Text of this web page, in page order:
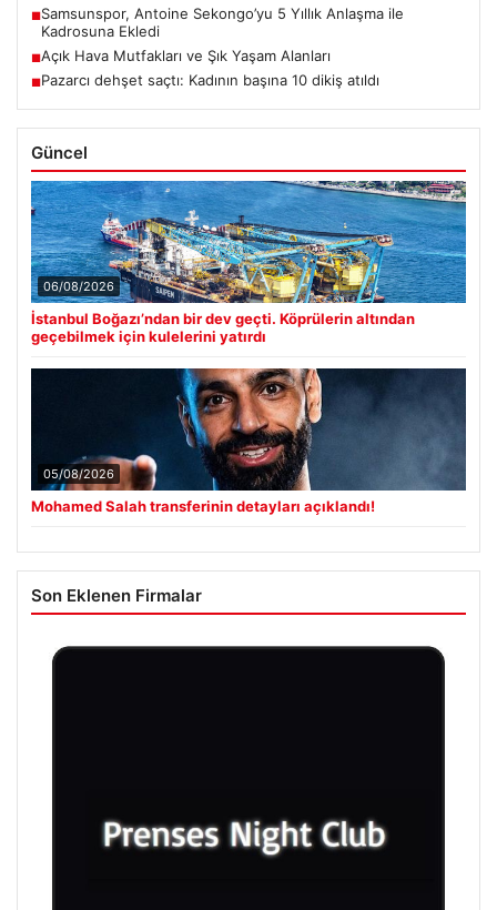
■Samsunspor, Antoine Sekongo’yu 5 Yıllık Anlaşma ile
Kadrosuna Ekledi
■Açık Hava Mutfakları ve Şık Yaşam Alanları
■Pazarcı dehşet saçtı: Kadının başına 10 dikiş atıldı
Güncel
06/08/2026
İstanbul Boğazı’ndan bir dev geçti. Köprülerin altından
geçebilmek için kulelerini yatırdı
05/08/2026
Mohamed Salah transferinin detayları açıklandı!
Son Eklenen Firmalar